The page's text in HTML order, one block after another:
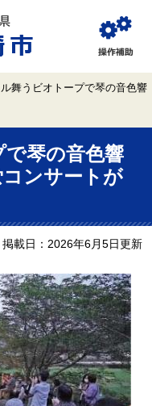
覧
補
助
舞うビオトープで琴の音色響
琴の音色響
ンサートが
掲載日：2026年6月5日更新